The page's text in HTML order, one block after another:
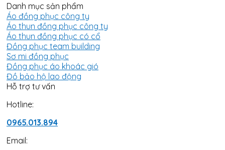
Danh mục sản phẩm
Áo đồng phục công ty
Áo thun đồng phục công ty
Áo thun đồng phục có cổ
Đồng phục team building
Sơ mi đồng phục
Đồng phục áo khoác gió
Đồ bảo hộ lao động
Hỗ trợ tư vấn
Hotline:
0965.013.894
Email: